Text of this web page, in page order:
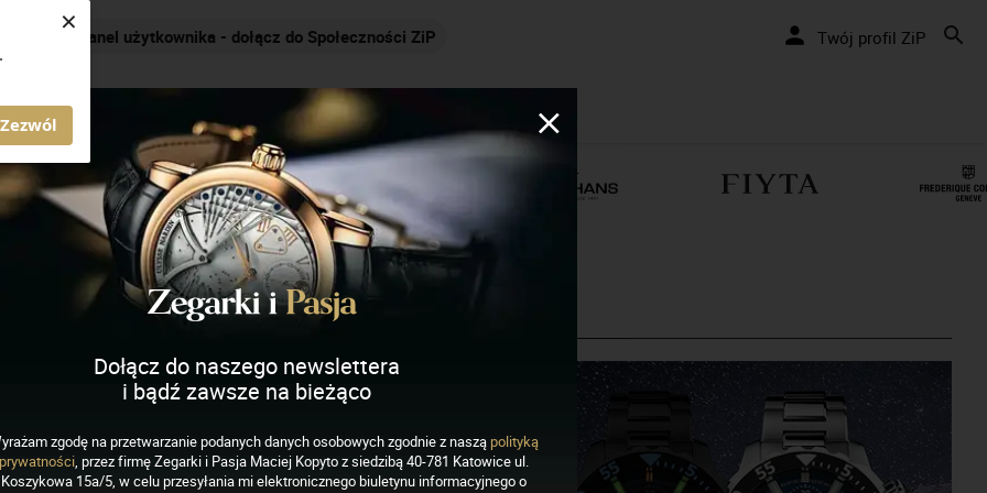
Zezwól
× Nakręcamy pozytywnie... cały czas! Twój profil ZiP
ZEGARKI I PASJA
Dołącz do naszego newslettera
i bądź zawsze na bieżąco
zgodę na przetwarzanie podanych danych osobowych zgodnie z naszą polityką
prywatności, przez firmę Zegarki i Pasja Maciej Kopyto z siedzibą 40-781 Katowice ul.
Koszykowa 15a/5, w celu przesyłania mi elektronicznego biuletynu informacyjnego o